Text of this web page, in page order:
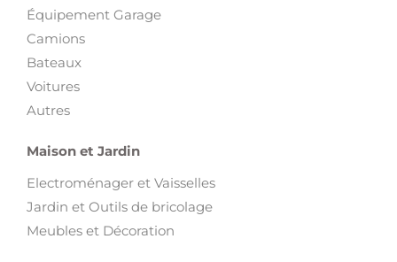
Équipement Garage
Camions
Bateaux
Voitures
Autres
Maison et Jardin
Electroménager et Vaisselles
Jardin et Outils de bricolage
Meubles et Décoration